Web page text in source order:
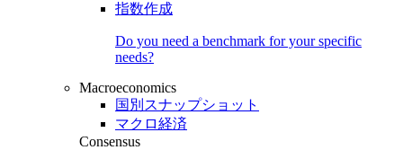
指数作成
Do you need a benchmark for your specific
needs?
Macroeconomics
国別スナップショット
マクロ経済
Consensus